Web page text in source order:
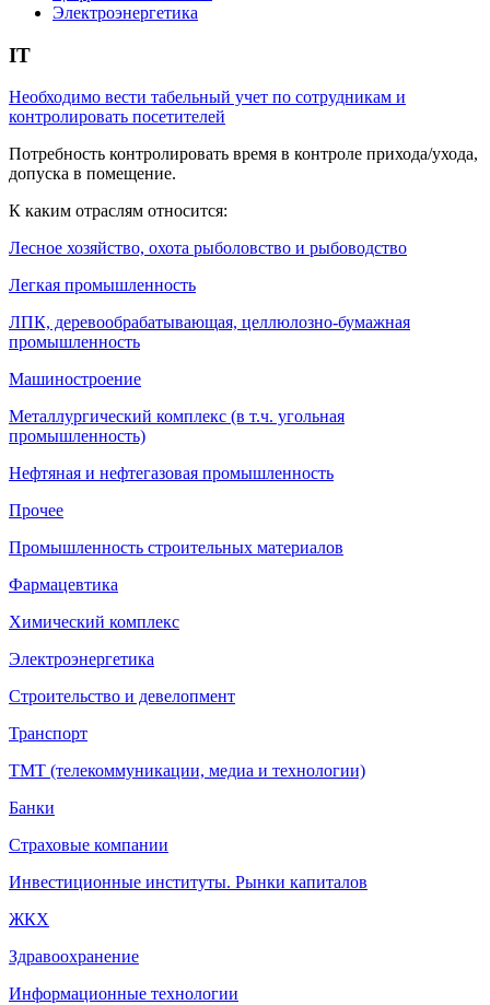
Электроэнергетика
IT
Необходимо вести табельный учет по сотрудникам и
контролировать посетителей
Потребность контролировать время в контроле прихода/ухода,
допуска в помещение.
К каким отраслям относится:
Лесное хозяйство, охота рыболовство и рыбоводство
Легкая промышленность
ЛПК, деревообрабатывающая, целлюлозно-бумажная
промышленность
Машиностроение
Металлургический комплекс (в т.ч. угольная
промышленность)
Нефтяная и нефтегазовая промышленность
Прочее
Промышленность строительных материалов
Фармацевтика
Химический комплекс
Электроэнергетика
Строительство и девелопмент
Транспорт
ТМТ (телекоммуникации, медиа и технологии)
Банки
Страховые компании
Инвестиционные институты. Рынки капиталов
ЖКХ
Здравоохранение
Информационные технологии